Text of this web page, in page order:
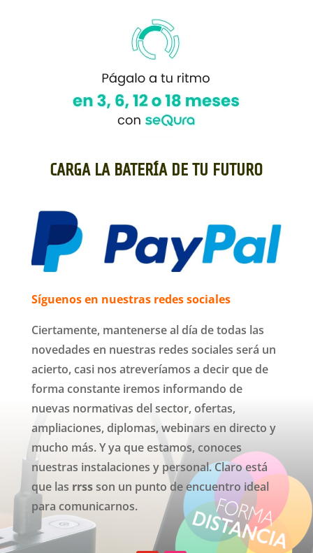
CARGA LA BATERÍA DE TU FUTURO
Síguenos en nuestras redes sociales
Ciertamente, mantenerseal día de todas las
novedades en nuestras redes sociales será un
acierto, casi nos atreveríamos a decir que de
forma constante iremos informando de
nuevas normativas del sector, ofertas,
ampliaciones, diplomas, webinars en directo y
mucho más. Y ya que estamos, conoces
nuestras instalaciones y personal.Claro está
que las rrssson un punto de encuentro ideal
para comunicarnos.